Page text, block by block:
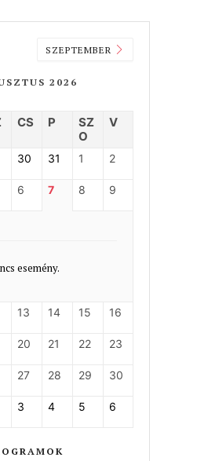
2026
SZEPTEMBER
CS P
SZ
O
V
30 31 1 2
6 7 8 9
esemény.
13 14 15 16
20 21 22 23
27 28 29 30
3 4 5 6